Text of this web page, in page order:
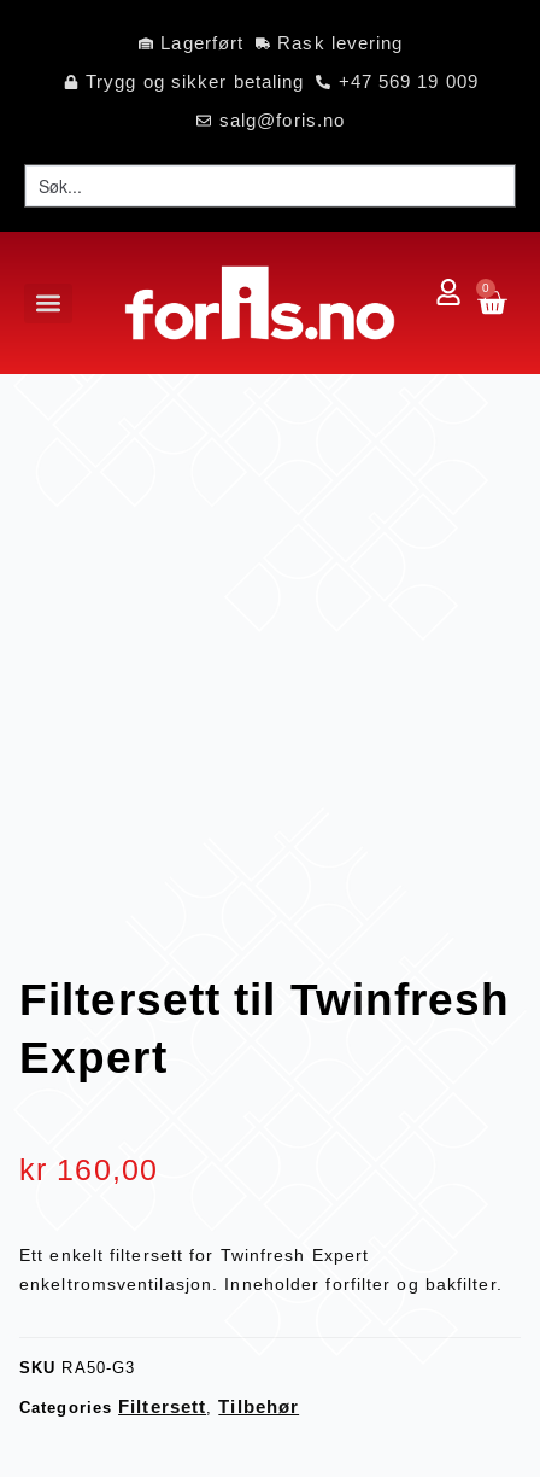
Lagerført
Rask levering
Trygg og sikker betaling
+47 569 19 009
salg@foris.no
0
Filtersett til Twinfresh
Expert
kr 160,00
Ett enkelt filtersett for Twinfresh Expert
enkeltromsventilasjon. Inneholder forfilter og bakfilter.
SKU RA50-G3
Categories Filtersett,Tilbehør